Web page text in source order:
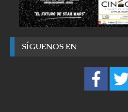
SÍGUENOS EN